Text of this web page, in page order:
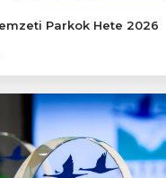
Parkok Hete 2026